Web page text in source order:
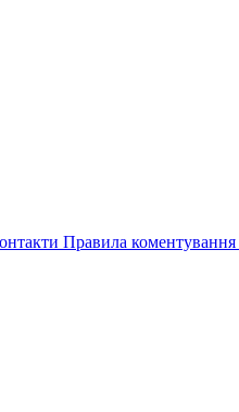
Правила коментування